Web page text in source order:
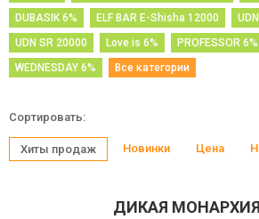
DUBASIK 6%
ELF BAR E-Shisha 12000
UDN SR 20000
Love is 6% PROFESSOR 6%
WEDNESDAY 6%
Все категории
Сортировать:
Хиты продаж Новинки Цена
ДИКАЯ МОНАРХИЯ